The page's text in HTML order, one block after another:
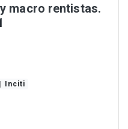
macro rentistas.
Inciti